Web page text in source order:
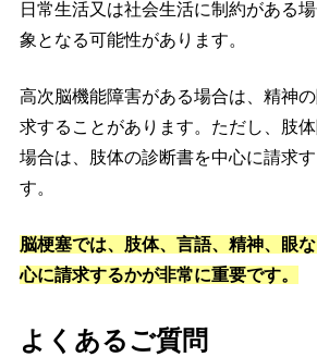
日常生活又は社会生活に制約がある
象となる可能性があります。
高次脳機能障害がある場合は、精神
求することがあります。ただし、肢
場合は、肢体の診断書を中心に請求
す。
脳梗塞では、肢体、言語、精神、眼
心に請求するかが非常に重要です。
よくあるご質問